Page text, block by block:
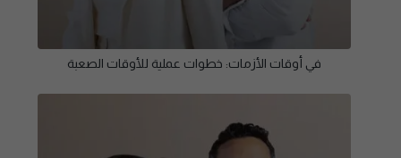
في أوقات الأزمات: خطوات عملية للأوقات الصعبة